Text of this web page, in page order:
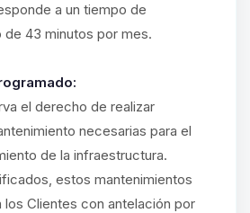
a un tiempo de
de 43 minutos por mes.
el derecho de realizar
necesarias para el
de la infraestructura.
estos mantenimientos
Clientes con antelación por